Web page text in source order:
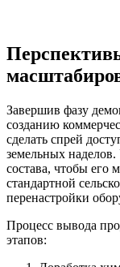
Завершив фазу
созданию
сделать спрей
земельных
состава, чтобы
стандартной
перенастройки
Процесс вывода
этапов: